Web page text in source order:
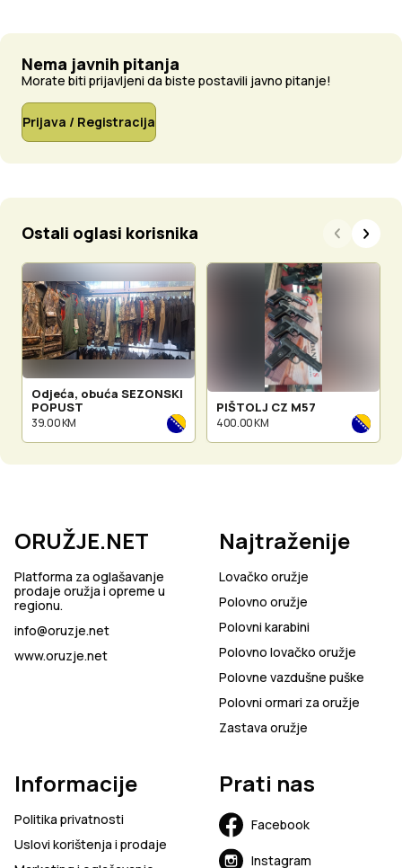
Nema javnih pitanja
Morate biti prijavljeni da biste postavili javno pitanje!
Prijava / Registracija
Ostali oglasi korisnika
Odjeća, obuća SEZONSKI
POPUST
39.00 KM
PIŠTOLJ CZ M57
400.00 KM
ORUŽJE.NET
Platforma za oglašavanje
prodaje oružja i opreme u
regionu.
info@oruzje.net
www.oruzje.net
Najtraženije
Lovačko oružje
Polovno oružje
Polovni karabini
Polovno lovačko oružje
Polovne vazdušne puške
Polovni ormari za oružje
Zastava oružje
Informacije
Politika privatnosti
Uslovi korištenja i prodaje
Prati nas
Facebook
Instagram